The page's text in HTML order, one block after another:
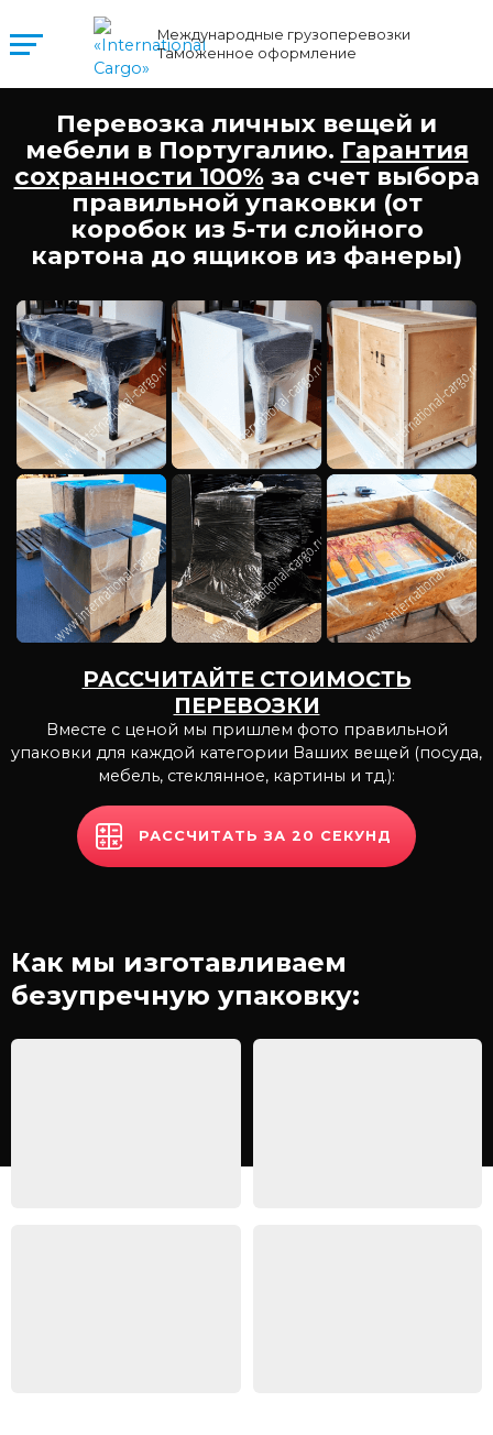
Международные грузоперевозки
Таможенное оформление
Перевозка личных вещей и
мебели в Португалию. Гарантия
сохранности 100%за счет выбора
правильной упаковки (от
коробок из 5-ти слойного
картона до ящиков из фанеры)
РАССЧИТАЙТЕ СТОИМОСТЬ
ПЕРЕВОЗКИ
Вместе с ценой мы пришлем фото правильной
упаковки для каждой категории Ваших вещей (посуда,
мебель, стеклянное, картины и тд.):
РАССЧИТАТЬ ЗА 20 СЕКУНД
Как мы изготавливаем
безупречную упаковку: